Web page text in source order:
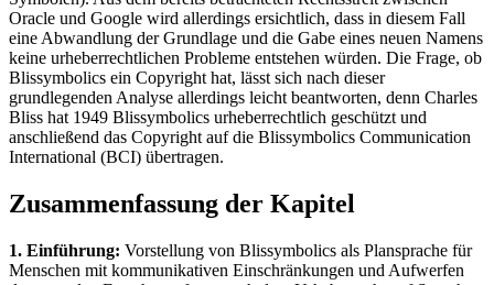
Oracle und Google wird allerdings ersichtlich, dass in diesem Fall
eine Abwandlung der Grundlage und die Gabe eines neuen Namens
keine urheberrechtlichen Probleme entstehen würden. Die Frage, ob
Blissymbolics ein Copyright hat, lässt sich nach dieser
grundlegenden Analyse allerdings leicht beantworten, denn Charles
Bliss hat 1949 Blissymbolics urheberrechtlich geschützt und
anschließend das Copyright auf die Blissymbolics Communication
International (BCI) übertragen.
Zusammenfassung der Kapitel
1. Einführung: Vorstellung von Blissymbolics als Plansprache für
Menschen mit kommunikativen Einschränkungen und Aufwerfen